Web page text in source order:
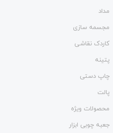
مداد
مجسمه سازی
کاردک نقاشی
پتینه
چاپ دستی
پالت
محصولات ویژه
جعبه چوبی ابزار